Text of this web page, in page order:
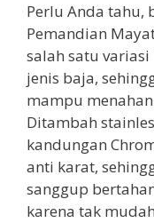
Perlu Anda tahu,
Pemandian
salah satu
jenis baja,
mampu
Ditambah
kandungan
anti karat,
sanggup
karena tak